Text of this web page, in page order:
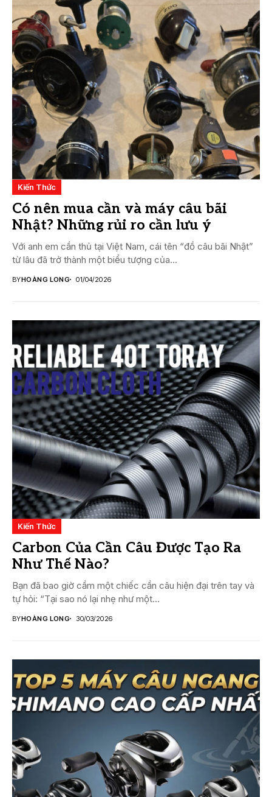
Kiến Thức
Có nên mua cần và máy câu bãi
Nhật? Những rủi ro cần lưu ý
Với anh em cần thủ tại Việt Nam, cái tên “đồ câu bãi Nhật”
từ lâu đã trở thành một biểu tượng của...
BYHOÀNG LONG 01/04/2026
Kiến Thức
Carbon Của Cần Câu Được Tạo Ra
Như Thế Nào?
Bạn đã bao giờ cầm một chiếc cần câu hiện đại trên tay và
tự hỏi: “Tại sao nó lại nhẹ như một...
BYHOÀNG LONG 30/03/2026